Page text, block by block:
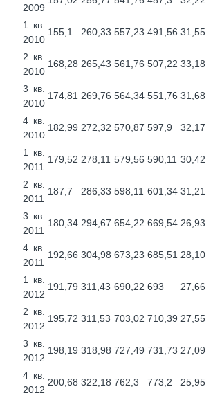
2009
1 кв.
2010
155,1 260,33 557,23 491,56 31,55
2 кв.
2010
168,28 265,43 561,76 507,22 33,18
3 кв.
2010
174,81 269,76 564,34 551,76 31,68
4 кв.
2010
182,99 272,32 570,87 597,9 32,17
1 кв.
2011
179,52 278,11 579,56 590,11 30,42
2 кв.
2011
187,7 286,33 598,11 601,34 31,21
3 кв.
2011
180,34 294,67 654,22 669,54 26,93
4 кв.
2011
192,66 304,98 673,23 685,51 28,10
1 кв.
2012
191,79 311,43 690,22 693 27,66
2 кв.
2012
195,72 311,53 703,02 710,39 27,55
3 кв.
2012
198,19 318,98 727,49 731,73 27,09
4 кв.
2012
200,68 322,18 762,3 773,2 25,95